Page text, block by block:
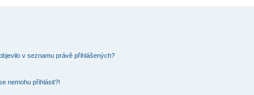
v seznamu právě přihlášených?
nemohu přihlásit?!